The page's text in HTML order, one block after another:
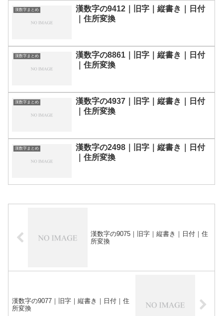
漢数字まとめ
漢数字の9412｜旧字｜縦書き｜日付
｜住所変換
漢数字まとめ
漢数字の8861｜旧字｜縦書き｜日付
｜住所変換
漢数字まとめ
漢数字の4937｜旧字｜縦書き｜日付
｜住所変換
漢数字まとめ
漢数字の2498｜旧字｜縦書き｜日付
｜住所変換
漢数字の9075｜旧字｜縦書き｜日付｜住
所変換
漢数字の9077｜旧字｜縦書き｜日付｜住
所変換